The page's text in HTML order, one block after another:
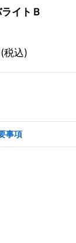
イトＢ
(税込)
事項